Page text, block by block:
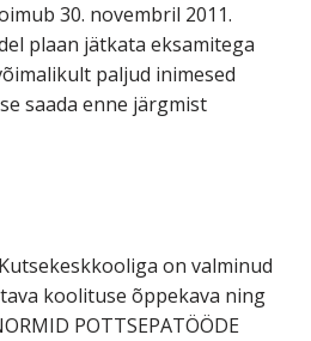
30. novembril 2011.
plaan jätkata eksamitega
paljud inimesed
saada enne järgmist
on valminud
koolituse õppekava ning
POTTSEPATÖÖDE